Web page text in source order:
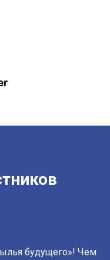
будущего»! Чем